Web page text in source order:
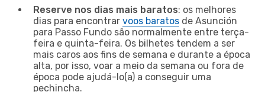
Reserve nos dias mais baratos: os melhores
dias para encontrar voos baratos de Asunción
para Passo Fundo são normalmente entre terça-
feira e quinta-feira. Os bilhetes tendem a ser
mais caros aos fins de semana e durante a época
alta, por isso, voar a meio da semana ou fora de
época pode ajudá-lo(a) a conseguir uma
pechincha.